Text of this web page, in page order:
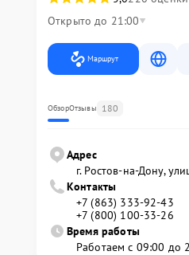
Открыто до 21:00
Маршрут
ОбзорОтзывы 180
Адрес
г. Ростов-на-Дону,
Контакты
+7 (863) 333-92-43
+7 (800) 100-33-26
Время работы
Работаем с 09:00 до